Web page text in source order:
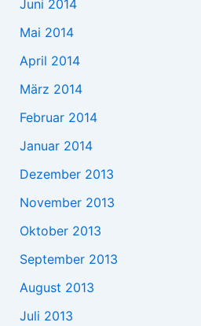
Juni 2014
Mai 2014
April 2014
März 2014
Februar 2014
Januar 2014
Dezember 2013
November 2013
Oktober 2013
September 2013
August 2013
Juli 2013